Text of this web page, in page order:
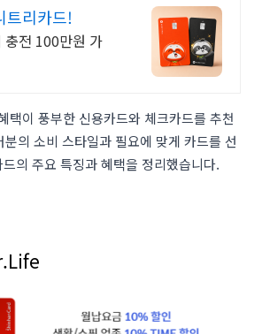
트리카드!
충전 100만원 가
택이 풍부한 신용카드와 체크카드를 추천
의 소비 스타일과 필요에 맞게 카드를 선
의 주요 특징과 혜택을 정리했습니다.